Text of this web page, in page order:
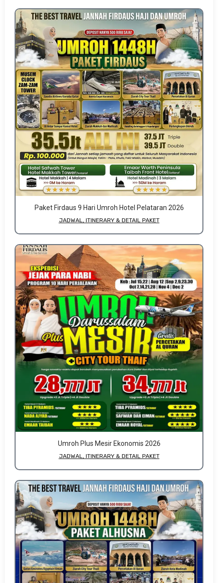
Paket Firdaus 9 Hari Umroh Hotel Pelataran 2026
JADWAL, ITINERARY & DETAIL PAKET
Umroh Plus Mesir Ekonomis 2026
JADWAL, ITINERARY & DETAIL PAKET